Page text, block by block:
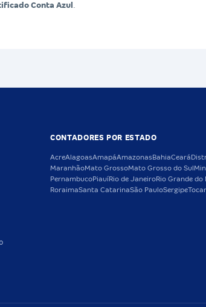
Conta Azul .
CONTADORES POR ESTADO
AcreAlagoasAmapáAmazonasBahiaCeará
MaranhãoMato GrossoMato Grosso do Sul
PernambucoPiauíRio de JaneiroRio Grande do
RoraimaSanta CatarinaSão PauloSergipe